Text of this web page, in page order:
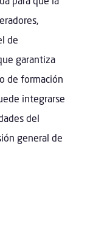
de
garantiza
de formación
integrarse
del
general de